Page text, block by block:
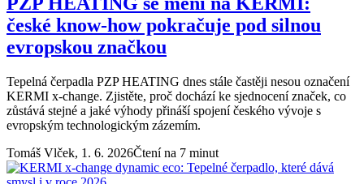
české know-how pokračuje pod silnou
evropskou značkou
Tepelná čerpadla PZP HEATING dnes stále častěji nesou označení
KERMI x-change. Zjistěte, proč dochází ke sjednocení značek, co
zůstává stejné a jaké výhody přináší spojení českého vývoje s
evropským technologickým zázemím.
Tomáš Vlček, 1. 6. 2026Čtení na 7 minut